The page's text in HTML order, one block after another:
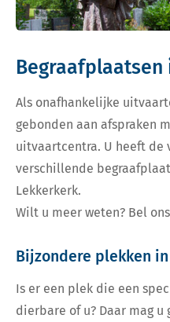
Als onafhankelijke
gebonden aan afspraken
uitvaartcentra. U heeft
verschillende
Lekkerkerk.
Wilt u meer weten? Bel
Bijzondere plekken
Is er een plek die een
dierbare of u? Daar mag